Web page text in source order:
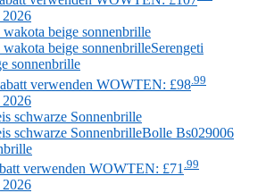
Serengeti
sonnenbrille
verwenden WOWTEN: £98 .99
Bolle Bs029006
verwenden WOWTEN: £71 .99